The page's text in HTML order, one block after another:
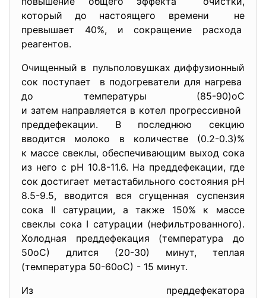
который до настоящего времени не
превышает 40%, и сокращение расхода
реагентов.
Очищенный в пульполовушках диффузионный
сок поступает в подогреватели для нагрева
до температуры (85-90)оС
и затем направляется в котел прогрессивной
преддефекации. В последнюю секцию
вводится молоко в количестве (0.2-0.3)%
к массе свеклы, обеспечивающим выход сока
из него с pH 10.8-11.6. На преддефекации, где
сок достигает метастабильного состояния pH
8.5-9.5, вводится вся сгущенная суспензия
сока II сатурации, а также 150% к массе
свеклы сока I сатурации (нефильтрованного).
Холодная преддефекация (температура до
50оС) длится (20-30) минут, теплая
(температура 50-60оС) - 15 минут.
Из преддефекатора